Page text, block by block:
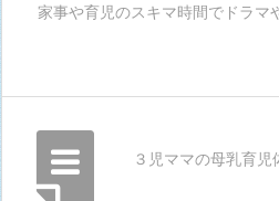
家事や育児のスキマ時間でドラマ
３児ママの母乳育